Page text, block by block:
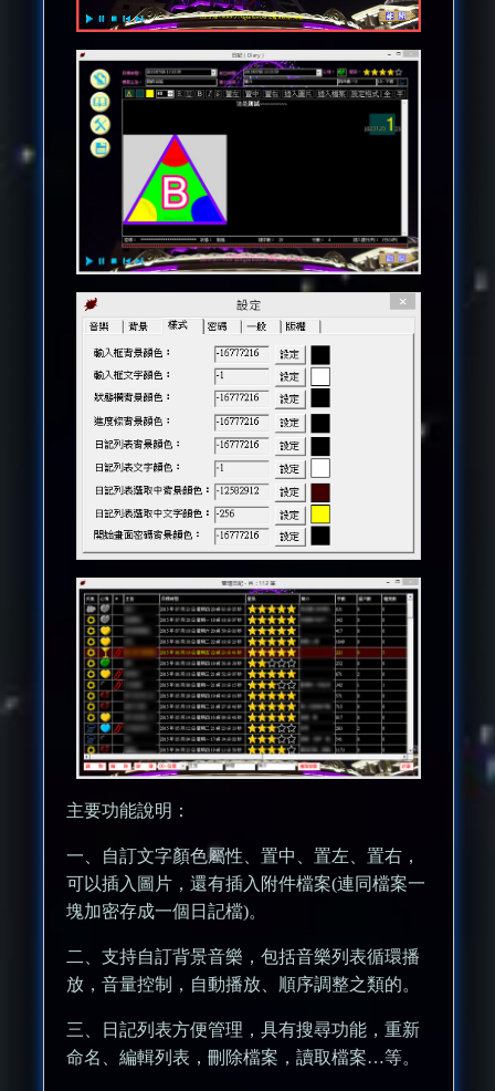
主要功能說明：
一、自訂文字顏色屬性、置中、置左、置右，
可以插入圖片，還有插入附件檔案(連同檔案一
塊加密存成一個日記檔)。
二、支持自訂背景音樂，包括音樂列表循環播
放，音量控制，自動播放、順序調整之類的。
三、日記列表方便管理，具有搜尋功能，重新
命名、編輯列表，刪除檔案，讀取檔案…等。